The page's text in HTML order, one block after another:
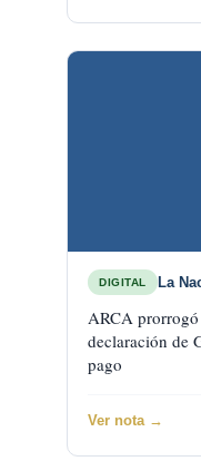
DIGITAL La
ARCA
declaración de
pago
Ver nota →